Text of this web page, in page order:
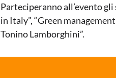
Parteciperanno all’evento
in Italy”, “Green
Tonino Lamborghini”.